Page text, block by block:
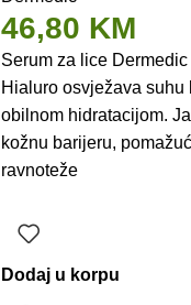
46,80 KM
Serum za lice
Hialuro osvježava suhu
obilnom hidratacijom.
kožnu barijeru,
ravnoteže
Dodaj u korpu